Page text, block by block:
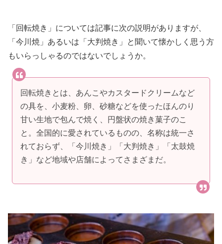
「回転焼き」については記事に次の説明がありますが、
「今川焼」あるいは「大判焼き」と聞いて懐かしく思う方
もいらっしゃるのではないでしょうか。
回転焼きとは、あんこやカスタードクリームなど
の具を、小麦粉、卵、砂糖などを使ったほんのり
甘い生地で包んで焼く、円盤状の焼き菓子のこ
と。全国的に愛されているものの、名称は統一さ
れておらず、「今川焼き」「大判焼き」「太鼓焼
き」など地域や店舗によってさまざまだ。